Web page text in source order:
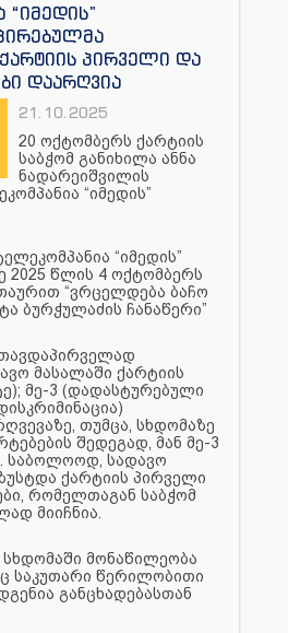
პირველი და
დაარღვია
21.10.2025
20 ოქტომბერს ქარტიის
საბჭომ განიხილა ანნა
ნადარეიშვილის
“იმედის”
“იმედის”
2025 წლის 4 ოქტომბერს
“ვრცელდება ბაჩო
ბურჭულაძის ჩანაწერი”
მასალაში ქარტიის
მე-3 (დადასტურებული
თუმცა, სხდომაზე
შედეგად, მან მე-3
საბოლოოდ, სადავო
ქარტიის პირველი
რომელთაგან საბჭომ
მიიჩნია.
სხდომაში მონაწილეობა
საკუთარი წერილობითი
განცხადებასთან